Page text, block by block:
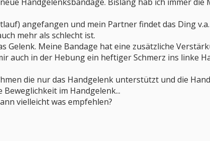
angefangen und mein Partner findet das Ding
mehr als schlecht ist.
Gelenk. Meine Bandage hat eine zusätzliche
auch in der Hebung ein heftiger Schmerz ins linke
die nur das Handgelenk unterstützt und die
im Handgelenk...
vielleicht was empfehlen?